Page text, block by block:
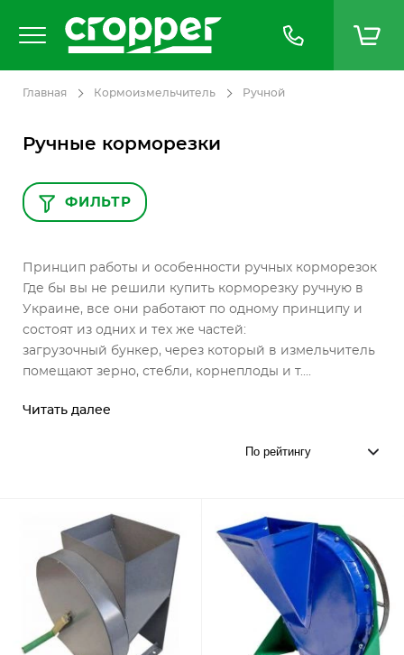
Главная Кормоизмельчитель Ручной
Ручные корморезки
Принцип работы и особенности ручных корморезок
Где бы вы не решили купить корморезку ручную в
Украине, все они работают по одному принципу и
состоят из одних и тех же частей:
загрузочный бункер, через который в измельчитель
помещают зерно, стебли, корнеплоды и т....
Читать далее
ФИЛЬТР